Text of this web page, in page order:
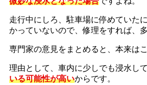
走行中にしろ、駐車場に停めていた
かっていないので、修理をすれば、
専門家の意見をまとめると、本来は
理由として、車内に少しでも浸水して
いる可能性が高いからです。